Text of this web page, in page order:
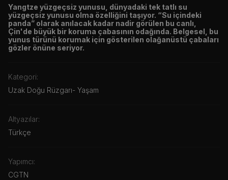
Yangtze yüzgeçsiz yunusu, dünyadaki tek tatlı su
yüzgeçsiz yunusu olma özelliğini taşıyor. “Su içindeki
panda” olarak anılacak kadar nadir görülen bu canlı,
Çin'de büyük bir koruma çabasının odağında. Belgesel, bu
yunus türünü korumak için gösterilen olağanüstü çabaları
gözler önüne seriyor.
Kategori:
Uzak Doğu Rüzgarı- Yaşam
Altyazılar:
Türkçe
Yapımcı:
CGTN